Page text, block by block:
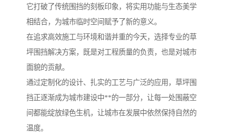
它打破了传统围挡的刻板印象，将实用功能与生态美学
相结合，为城市临时空间赋予了新的意义。
在追求高效施工与环境和谐并重的今天，选择专业的草
坪围挡解决方案，既是对工程质量的负责，也是对城市
面貌的贡献。
通过定制化的设计、扎实的工艺与广泛的应用，草坪围
挡正逐渐成为城市建设中**的一部分，让每一处围蔽空
间都能绽放绿色生机，让城市在发展中依然保持自然的
温度。